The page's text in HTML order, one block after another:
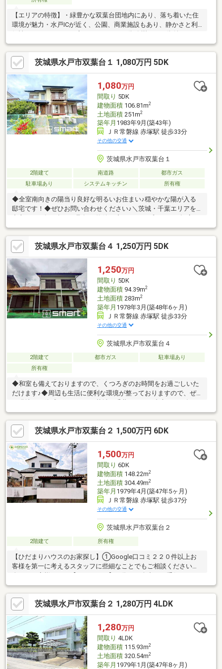
【エリアの特徴】・緑豊かな双葉台団地内にあり、落ち着いた住
環境が魅力・水戸ICが近く、公園、商業施設もあり、静かさと利
便性がバランスよく両立しています。・街路樹があり街並みもき
れいです。穏やかな暮らしを求める方にぴったりの場所です。
【周辺環境】・小学校：徒歩約15分（約1100ｍ）・中学校：徒歩
約21分（約1500ｍ）・スーパー：徒歩約７分（約555ｍ）・コン
ビニ：徒歩約9分（約700ｍ）ご見学希望や質問点などお気軽にお
問合せください。お電話でもOK。TEL029-228-4700お問合せお待
ちしております！
茨城県水戸市双葉台１ 1,080万円 5DK
1,080万円
間取り 5DK
建物面積106.81m2
土地面積251m2
築年月 1983年9月(築43年)
ＪＲ常磐線 赤塚駅 徒歩33分
その他の交通
茨城県水戸市双葉台１
2階建て 南道路
都市ガス
駐車場あり
システムキッチン 所有権
◆全室南向きの陽当り良好な明るいお住まい♪穏やかな陽が入る
邸宅です！◆ぜひお問い合わせください♪＼茨城・千葉エリアを
エリアで豊富な物件をご紹介可能♪◆お客様のご希望に沿うお住
まいも弊社ならきっと見つかります！＼住宅ローンならお任せく
ださい！最適な金融機関をご紹介いたします♪／◆借入がある・
転職したて・過去に金融事故があった・他社様でダメだっ
た・・・◆スマートプラスにぜひ一度ご相談ください！通過実績
多数ございます♪＼お客様のご都合に合わせてご見学可能！送り迎
えもご相談ください♪／
茨城県水戸市双葉台４ 1,250万円 5DK
1,250万円
間取り 5DK
建物面積94.39m2
土地面積283m2
築年月 1978年3月(築48年6ヶ月)
ＪＲ常磐線 赤塚駅 徒歩33分
その他の交通
茨城県水戸市双葉台４
2階建て 都市ガス
駐車場あり
所有権
◆和室も備えておりますので、くつろぎのお時間をお過ごしいた
だけます♪◆周辺も生活に便利な環境が整っておりますので、ぜ
ひ現地でご体感ください！＼茨城・千葉エリアを中心に３万軒を
超える取扱い物件／◆スマートプラスでは幅広いエリアで豊富な
物件をご紹介可能♪◆お客様のご希望に沿うお住まいも弊社なら
きっと見つかります！＼住宅ローンならお任せください！最適な
金融機関をご紹介いたします♪／◆借入がある・転職したて・過
去に金融事故があった・他社様でダメだった・・・◆スマートプ
ラスにぜひ一度ご相談ください！通過実績多数ございます♪
茨城県水戸市双葉台２ 1,500万円 6DK
1,500万円
間取り 6DK
建物面積148.22m2
土地面積304.49m2
築年月 1979年4月(築47年5ヶ月)
ＪＲ常磐線 赤塚駅 徒歩37分
その他の交通
茨城県水戸市双葉台２
2階建て 所有権
【ひだまりハウスのお家探し】①Google口コミ２２０件以上お
客様を第一に考えるスタッフに些細なことでもご相談ください。
ていただきます。②自己資金0円、勤続１年未満、産休・育休中
等の住宅購入サポート初めてのお家探しを何から始めていいかわ
からない・・・そんなお客様の気持ちに寄り添って、心の行き届
いたサービスをお約束致します。③諸費用ローン・おまとめロー
ンのご紹介ローンが不安な方もお任せください。弊社提携金融機
関をご紹介致します。◆当日ご見学希望の方は【0120-01-9944】
までお気軽にお問い合わせ下さい♪
茨城県水戸市双葉台２ 1,280万円 4LDK
1,280万円
間取り 4LDK
建物面積115.93m2
土地面積320.54m2
築年月 1979年1月(築47年8ヶ月)